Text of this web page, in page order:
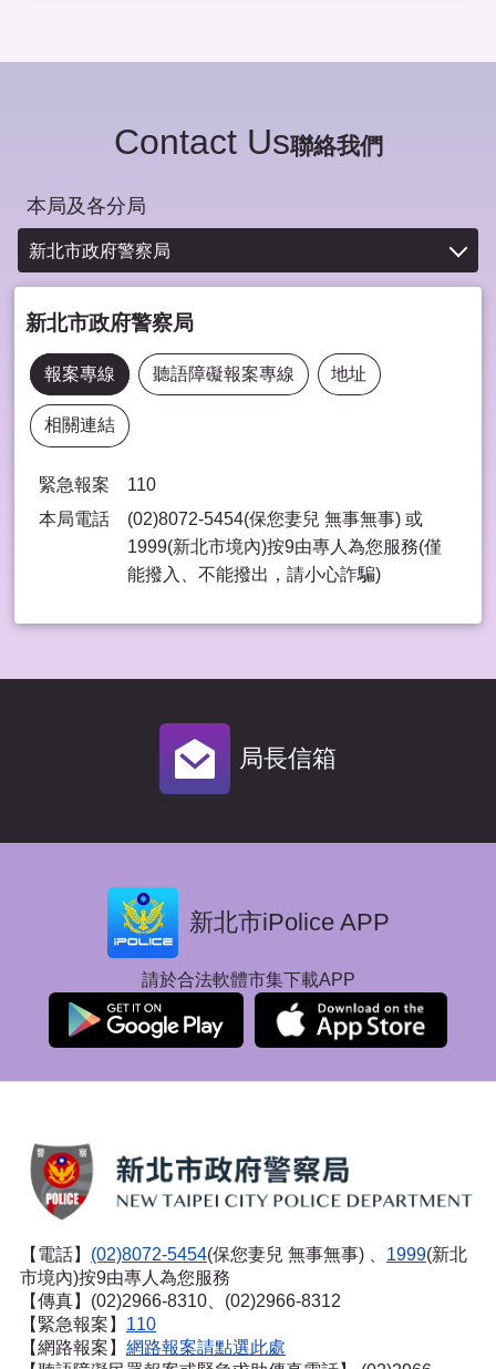
Contact Us聯絡我們
本局及各分局
新北市政府警察局
新北市政府警察局
報案專線 聽語障礙報案專線 地址
相關連結
緊急報案
110
本局電話
(02)8072-5454(保您妻兒 無事無事) 或
1999(新北市境內)按9由專⼈為您服務(僅
能撥入、不能撥出，請⼩⼼詐騙)
局長信箱
新北市iPolice APP
請於合法軟體市集下載APP
【電話】 (02)8072-5454(保您妻兒 無事無事) 、 1999(新北
市境內)按9由專人為您服務
【傳真】(02)2966-8310、(02)2966-8312
【緊急報案】 110
【網路報案】 網路報案請點選此處